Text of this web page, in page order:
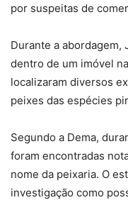
por suspeitas de
Durante a abordagem,
dentro de um imóvel
localizaram diversos
peixes das espécies
Segundo a Dema,
foram encontradas
nome da peixaria. O
investigação como